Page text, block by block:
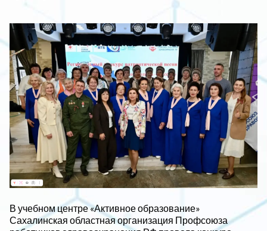
В учебном центре «Активное образование»
Сахалинская областная организация Профсоюза